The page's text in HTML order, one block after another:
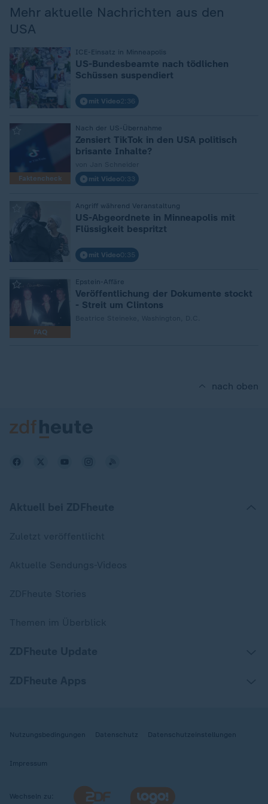
Mehr aktuelle Nachrichten aus den
USA
ICE-Einsatz in Minneapolis
:
US-Bundesbeamte nach tödlichen
Schüssen suspendiert
mit Video2:36
Faktencheck
Nach der US-Übernahme
:
Zensiert TikTok in den USA politisch
brisante Inhalte?
mit Video0:33
Angriff während Veranstaltung
US-Abgeordnete in Minneapolis mit
Flüssigkeit bespritzt
mit Video0:35
FAQ
Epstein-Affäre
Veröffentlichung der Dokumente stockt
- Streit um Clintons
nach oben
Nutzungsbedingungen Datenschutz Datenschutzeinstellungen
Impressum
Wechseln zu: